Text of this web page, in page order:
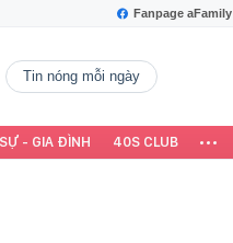
Fanpage aFamily
tin nóng mỗi ngày
- GIA ĐÌNH 40S CLUB